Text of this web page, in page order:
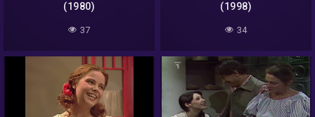
(1980)
37
(1998)
34